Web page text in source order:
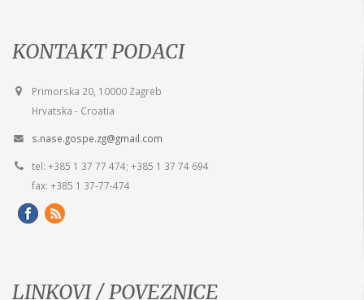
KONTAKT PODACI
Primorska 20, 10000 Zagreb
Hrvatska - Croatia
s.nase.gospe.zg@gmail.com
tel: +385 1 37 77 474; +385 1 37 74 694
fax: +385 1 37-77-474
LINKOVI / POVEZNICE